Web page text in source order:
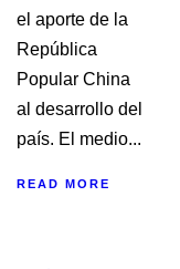
el aporte de la
República
Popular China
al desarrollo del
país. El medio...
READ MORE